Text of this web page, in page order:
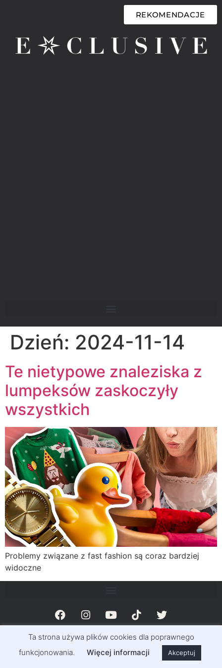
REKOMENDACJE
Dzień: 2024-11-14
Te nietypowe znaleziska z
lumpeksów zaskoczyły
wszystkich
Problemy związane z fast fashion są coraz bardziej
widoczne
© Magazyn Exclusive Info 2011-2023 | Exclusivemag.pl
Ta strona używa plików cookies dla poprawnego
funkcjonowania.
Więcej informacji Akceptuj